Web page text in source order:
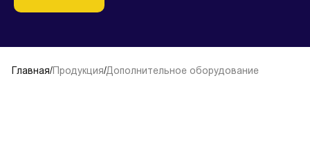
Главная/Продукция/Дополнительное оборудование